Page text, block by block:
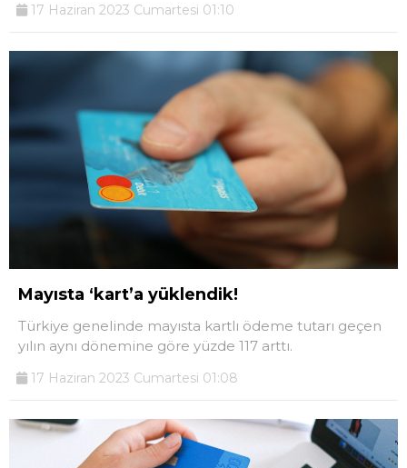
17 Haziran 2023 Cumartesi 01:10
Mayısta ‘kart’a yüklendik!
Türkiye genelinde mayısta kartlı ödeme tutarı geçen
yılın aynı dönemine göre yüzde 117 arttı.
17 Haziran 2023 Cumartesi 01:08